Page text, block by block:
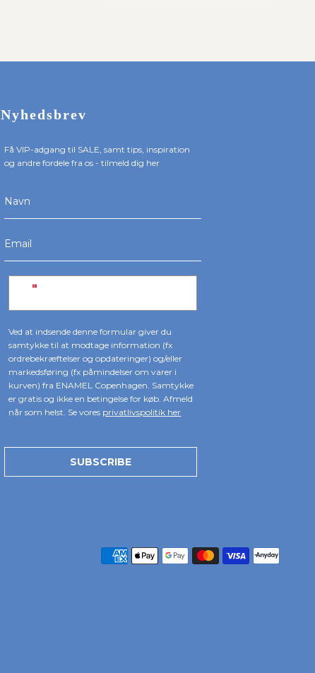
Nyhedsbrev
Få VIP-adgang til SALE, samt tips, inspiration
og andre fordele fra os - tilmeld dig her
Ved at indsende denne formular giver du
samtykke til at modtage information (fx
ordrebekræftelser og opdateringer) og/eller
markedsføring (fx påmindelser om varer i
kurven) fra ENAMEL Copenhagen. Samtykke
er gratis og ikke en betingelse for køb. Afmeld
når som helst. Se vores privatlivspolitik her
SUBSCRIBE